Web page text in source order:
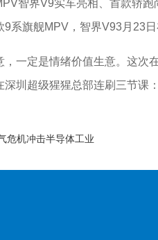
界V9实车亮相、首款轿跑
系旗舰MPV，智界V93月23
定是情绪价值生意。这次
圳超级猩猩总部连刷三节课
危机冲击半导体工业